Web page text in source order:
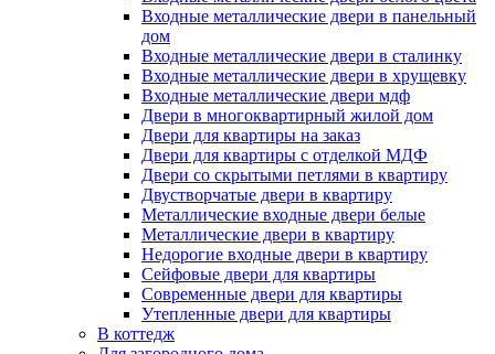
Входные металлические двери в панельный
дом
Входные металлические двери в сталинку
Входные металлические двери в хрущевку
Входные металлические двери мдф
Двери в многоквартирный жилой дом
Двери для квартиры на заказ
Двери для квартиры с отделкой МДФ
Двери со скрытыми петлями в квартиру
Двустворчатые двери в квартиру
Металлические входные двери белые
Металлические двери в квартиру
Недорогие входные двери в квартиру
Сейфовые двери для квартиры
Современные двери для квартиры
Утепленные двери для квартиры
В коттедж